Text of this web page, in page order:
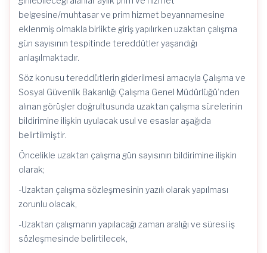
belgesine/muhtasar ve prim hizmet beyannamesine
eklenmiş olmakla birlikte giriş yapılırken uzaktan çalışma
gün sayısının tespitinde tereddütler yaşandığı
anlaşılmaktadır.
Söz konusu tereddütlerin giderilmesi amacıyla Çalışma ve
Sosyal Güvenlik Bakanlığı Çalışma Genel Müdürlüğü’nden
alınan görüşler doğrultusunda uzaktan çalışma sürelerinin
bildirimine ilişkin uyulacak usul ve esaslar aşağıda
belirtilmiştir.
Öncelikle uzaktan çalışma gün sayısının bildirimine ilişkin
olarak;
-Uzaktan çalışma sözleşmesinin yazılı olarak yapılması
zorunlu olacak,
-Uzaktan çalışmanın yapılacağı zaman aralığı ve süresi iş
sözleşmesinde belirtilecek,